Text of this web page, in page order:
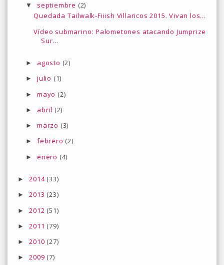
▼ septiembre (2)
Quedada Tailwalk-Fiiish Villaricos 2015. Vivan los...
Vídeo submarino: Palometones atacando Jumprize
Sur...
► agosto (2)
► julio (1)
► mayo (2)
► abril (2)
► marzo (3)
► febrero (2)
► enero (4)
►2014 (33)
►2013 (23)
►2012 (51)
►2011 (79)
►2010 (27)
►2009 (7)